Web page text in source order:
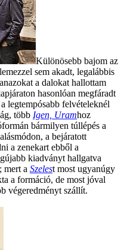
Különösebb bajom az
lemezzel sem akadt, legalábbis
a dalokat hallottam
hasonlóan megfáradt
legtempósabb felvételeknél
több Igen, Uramhoz
bármilyen túllépés a
a bejáratott
a zenekart ebből a
kiadványt hallgatva
mert a Szelest most ugyanúgy
a formáció, de most jóval
végeredményt szállít.